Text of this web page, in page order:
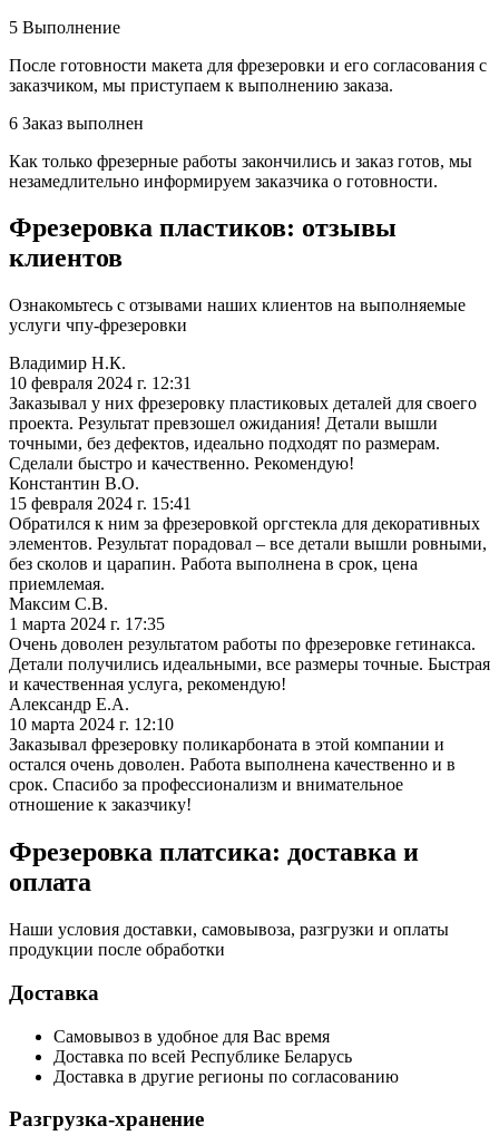
5 Выполнение
После готовности макета для фрезеровки и его согласования с
заказчиком, мы приступаем к выполнению заказа.
6 Заказ выполнен
Как только фрезерные работы закончились и заказ готов, мы
незамедлительно информируем заказчика о готовности.
Фрезеровка пластиков: отзывы
клиентов
Ознакомьтесь с отзывами наших клиентов на выполняемые
услуги чпу-фрезеровки
Владимир Н.К.
10 февраля 2024 г. 12:31
Заказывал у них фрезеровку пластиковых деталей для своего
проекта. Результат превзошел ожидания! Детали вышли
точными, без дефектов, идеально подходят по размерам.
Сделали быстро и качественно. Рекомендую!
Константин В.О.
15 февраля 2024 г. 15:41
Обратился к ним за фрезеровкой оргстекла для декоративных
элементов. Результат порадовал – все детали вышли ровными,
без сколов и царапин. Работа выполнена в срок, цена
приемлемая.
Максим С.В.
1 марта 2024 г. 17:35
Очень доволен результатом работы по фрезеровке гетинакса.
Детали получились идеальными, все размеры точные. Быстрая
и качественная услуга, рекомендую!
Александр Е.А.
10 марта 2024 г. 12:10
Заказывал фрезеровку поликарбоната в этой компании и
остался очень доволен. Работа выполнена качественно и в
срок. Спасибо за профессионализм и внимательное
отношение к заказчику!
Фрезеровка платсика: доставка и
оплата
Наши условия доставки, самовывоза, разгрузки и оплаты
продукции после обработки
Доставка
Самовывоз в удобное для Вас время
Доставка по всей Республике Беларусь
Доставка в другие регионы по согласованию
Разгрузка-хранение